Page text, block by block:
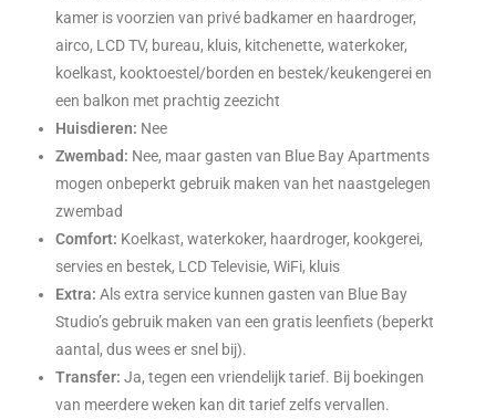
kamer is voorzien van privé badkamer en haardroger,
airco, LCD TV, bureau, kluis, kitchenette, waterkoker,
koelkast, kooktoestel/borden en bestek/keukengerei en
een balkon met prachtig zeezicht
Huisdieren: Nee
Zwembad: Nee, maar gasten van Blue Bay Apartments
mogen onbeperkt gebruik maken van het naastgelegen
zwembad
Comfort: Koelkast, waterkoker, haardroger, kookgerei,
servies en bestek, LCD Televisie, WiFi, kluis
Extra: Als extra service kunnen gasten van Blue Bay
Studio’s gebruik maken van een gratis leenfiets (beperkt
aantal, dus wees er snel bij).
Transfer: Ja, tegen een vriendelijk tarief. Bij boekingen
van meerdere weken kan dit tarief zelfs vervallen.